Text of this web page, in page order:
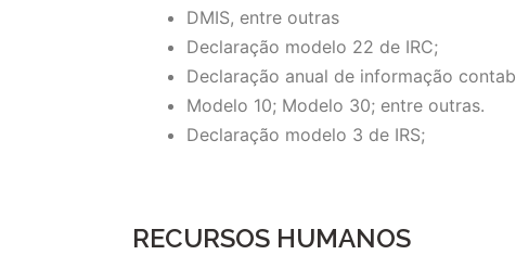
DMIS, entre outras
Declaração modelo 22 de IRC;
Declaração anual de informação
Modelo 10; Modelo 30; entre outras.
Declaração modelo 3 de IRS;
RECURSOS HUMANOS